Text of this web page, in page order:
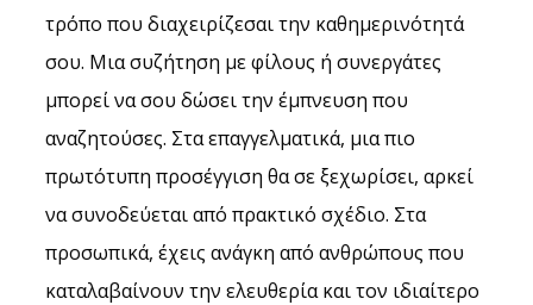
τρόπο που διαχειρίζεσαι την καθημερινότητά
σου. Μια συζήτηση με φίλους ή συνεργάτες
μπορεί να σου δώσει την έμπνευση που
αναζητούσες. Στα επαγγελματικά, μια πιο
πρωτότυπη προσέγγιση θα σε ξεχωρίσει, αρκεί
να συνοδεύεται από πρακτικό σχέδιο. Στα
προσωπικά, έχεις ανάγκη από ανθρώπους που
καταλαβαίνουν την ελευθερία και τον ιδιαίτερο